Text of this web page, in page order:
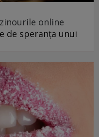
online
de speranța unui